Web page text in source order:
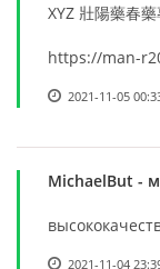
XYZ 壯陽藥春
https://man-
2021-11-05
MichaelBut -
2021-11-04